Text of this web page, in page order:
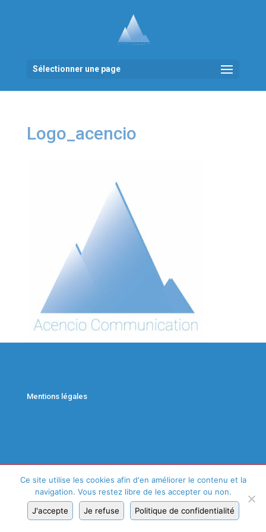
Sélectionner une page
Logo_acencio
Mentions légales
Ce site utilise les cookies afin d'en améliorer le contenu et la
navigation. Vous restez libre de les accepter ou non.
J'accepte
Je refuse Politique de confidentialité